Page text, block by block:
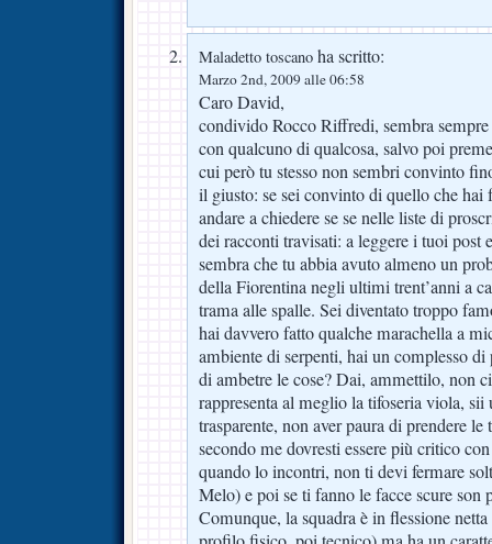
Maladetto toscano ha scritto:
Marzo 2nd, 2009 alle 06:58
Caro David,
condivido Rocco Riffredi, sembra
con qualcuno di qualcosa, salvo poi
cui però tu stesso non sembri convinto
il giusto: se sei convinto di quello che hai
andare a chiedere se se nelle liste di
dei racconti travisati: a leggere i tuoi post
sembra che tu abbia avuto almeno un
della Fiorentina negli ultimi trent’anni a
trama alle spalle. Sei diventato troppo
hai davvero fatto qualche marachella a
ambiente di serpenti, hai un complesso di
di ambetre le cose? Dai, ammettilo, non
rappresenta al meglio la tifoseria viola,
trasparente, non aver paura di prendere
secondo me dovresti essere più critico
quando lo incontri, non ti devi fermare
Melo) e poi se ti fanno le facce scure
Comunque, la squadra è in flessione